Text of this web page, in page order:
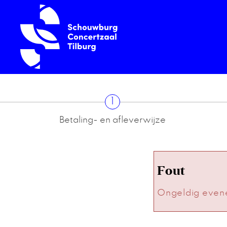
Betaling- en afleverwijze
Fout
Ongeldig